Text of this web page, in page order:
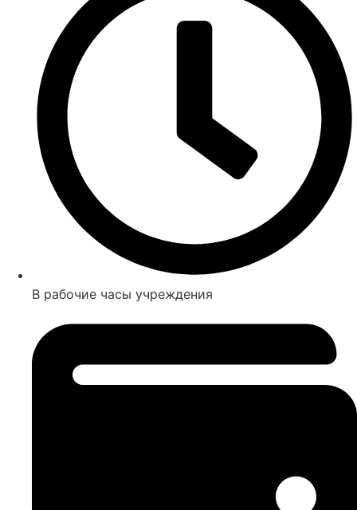
В рабочие часы учреждения